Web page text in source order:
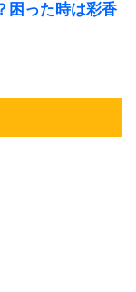
困った時は彩香